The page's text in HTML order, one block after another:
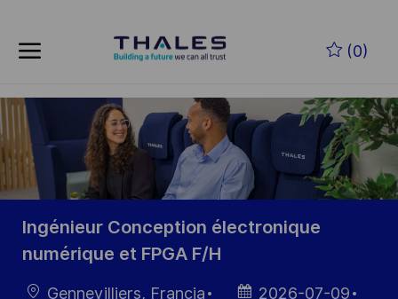
(0)
-
Ingénieur Conception électronique
numérique et FPGA F/H
Ubicación
Gennevilliers, Francia
Fecha de2026-07-09